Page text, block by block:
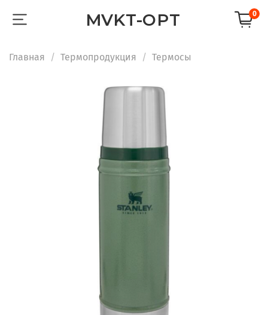
MVKT-OPT 0
Главная Термопродукция Термосы